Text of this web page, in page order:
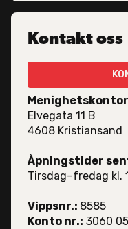
Kontakt oss
Elvegata 11 B
4608 Kristiansand
Åpningstider
Tirsdag–fredag kl.
Vippsnr.: 8585
Konto nr.: 3060